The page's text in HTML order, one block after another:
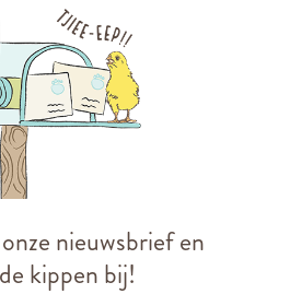
nieuwsbrief en
kippen bij!